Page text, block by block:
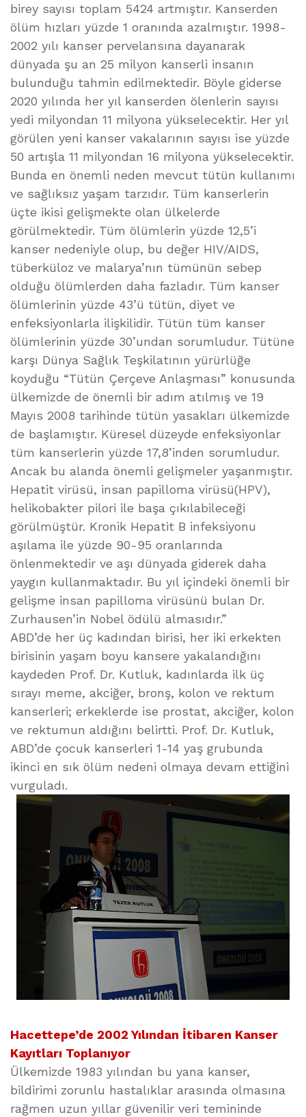
birey sayısı toplam 5424 artmıştır. Kanserden
ölüm hızları yüzde 1 oranında azalmıştır. 1998-
2002 yılı kanser pervelansına dayanarak
dünyada şu an 25 milyon kanserli insanın
bulunduğu tahmin edilmektedir. Böyle giderse
2020 yılında her yıl kanserden ölenlerin sayısı
yedi milyondan 11 milyona yükselecektir. Her yıl
görülen yeni kanser vakalarının sayısı ise yüzde
50 artışla 11 milyondan 16 milyona yükselecektir.
Bunda en önemli neden mevcut tütün kullanımı
ve sağlıksız yaşam tarzıdır. Tüm kanserlerin
üçte ikisi gelişmekte olan ülkelerde
görülmektedir. Tüm ölümlerin yüzde 12,5’i
kanser nedeniyle olup, bu değer HIV/AIDS,
tüberküloz ve malarya’nın tümünün sebep
olduğu ölümlerden daha fazladır. Tüm kanser
ölümlerinin yüzde 43’ü tütün, diyet ve
enfeksiyonlarla ilişkilidir. Tütün tüm kanser
ölümlerinin yüzde 30’undan sorumludur. Tütüne
karşı Dünya Sağlık Teşkilatının yürürlüğe
koyduğu “Tütün Çerçeve Anlaşması” konusunda
ülkemizde de önemli bir adım atılmış ve 19
Mayıs 2008 tarihinde tütün yasakları ülkemizde
de başlamıştır. Küresel düzeyde enfeksiyonlar
tüm kanserlerin yüzde 17,8’inden sorumludur.
Ancak bu alanda önemli gelişmeler yaşanmıştır.
Hepatit virüsü, insan papilloma virüsü(HPV),
helikobakter pilori ile başa çıkılabileceği
görülmüştür. Kronik Hepatit B infeksiyonu
aşılama ile yüzde 90-95 oranlarında
önlenmektedir ve aşı dünyada giderek daha
yaygın kullanmaktadır. Bu yıl içindeki önemli bir
gelişme insan papilloma virüsünü bulan Dr.
Zurhausen’in Nobel ödülü almasıdır.”
ABD’de her üç kadından birisi, her iki erkekten
birisinin yaşam boyu kansere yakalandığını
kaydeden Prof. Dr. Kutluk, kadınlarda ilk üç
sırayı meme, akciğer, bronş, kolon ve rektum
kanserleri; erkeklerde ise prostat, akciğer, kolon
ve rektumun aldığını belirtti. Prof. Dr. Kutluk,
ABD’de çocuk kanserleri 1-14 yaş grubunda
ikinci en sık ölüm nedeni olmaya devam ettiğini
vurguladı.
Hacettepe’de 2002 Yılından İtibaren Kanser
Kayıtları Toplanıyor
Ülkemizde 1983 yılından bu yana kanser,
bildirimi zorunlu hastalıklar arasında olmasına
rağmen uzun yıllar güvenilir veri temininde